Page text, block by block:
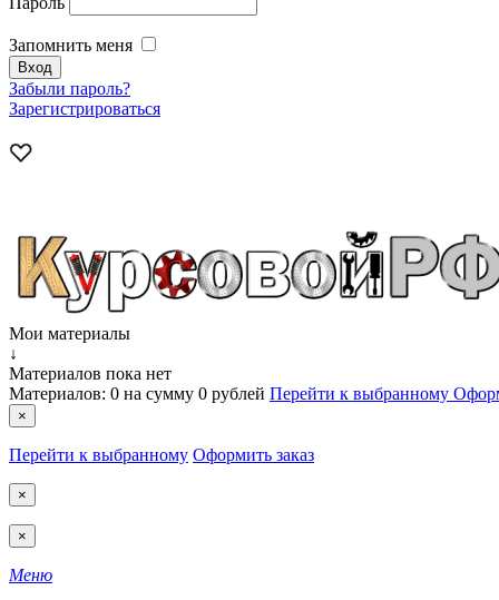
Запомнить меня
Забыли пароль?
Зарегистрироваться
Мои материалы
↓
Материалов пока нет
Материалов: 0 на сумму 0 рублей Перейти к выбранному
×
Перейти к выбранному Оформить заказ
×
×
Меню